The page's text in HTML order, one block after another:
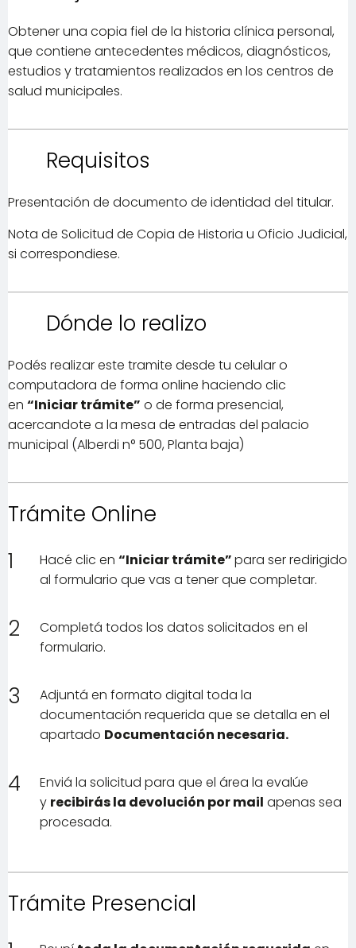
Obtener una copia fiel de la historia clínica personal,
que contiene antecedentes médicos, diagnósticos,
estudios y tratamientos realizados en los centros de
salud municipales.
Requisitos
Presentación de documento de identidad del titular.
Nota de Solicitud de Copia de Historia u Oficio Judicial,
si correspondiese.
Dónde lo realizo
Podés realizar este tramite desde tu celular o
computadora de forma online haciendo clic
en “Iniciar trámite” o de forma presencial,
acercandote a la mesa de entradas del palacio
municipal (Alberdi n° 500, Planta baja)
Trámite Online
1
Hacé clic en “Iniciar trámite”para ser redirigido
al formulario que vas a tener que completar.
2
Completá todos los datos solicitados en el
formulario.
3
Adjuntá en formato digital toda la
documentación requerida que se detalla en el
apartado Documentación necesaria.
4
Enviá la solicitud para que el área la evalúe
y recibirás la devolución por mail apenas sea
procesada.
Trámite Presencial